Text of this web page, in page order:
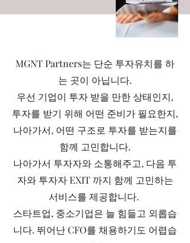
MGNT Partners는 단순 투자유치를 하
는 곳이 아닙니다.
우선 기업이 투자 받을 만한 상태인지,
투자를 받기 위해 어떤 준비가 필요한지,
나아가서, 어떤 구조로 투자를 받는지를
함께 고민합니다.
나아가서 투자자와 소통해주고, 다음 투
자와 투자자 EXIT 까지 함께 고민하는
서비스를 제공합니다.
스타트업, 중소기업은 늘 힘들고 외롭습
니다. 뛰어난 CFO를 채용하기도 어렵습